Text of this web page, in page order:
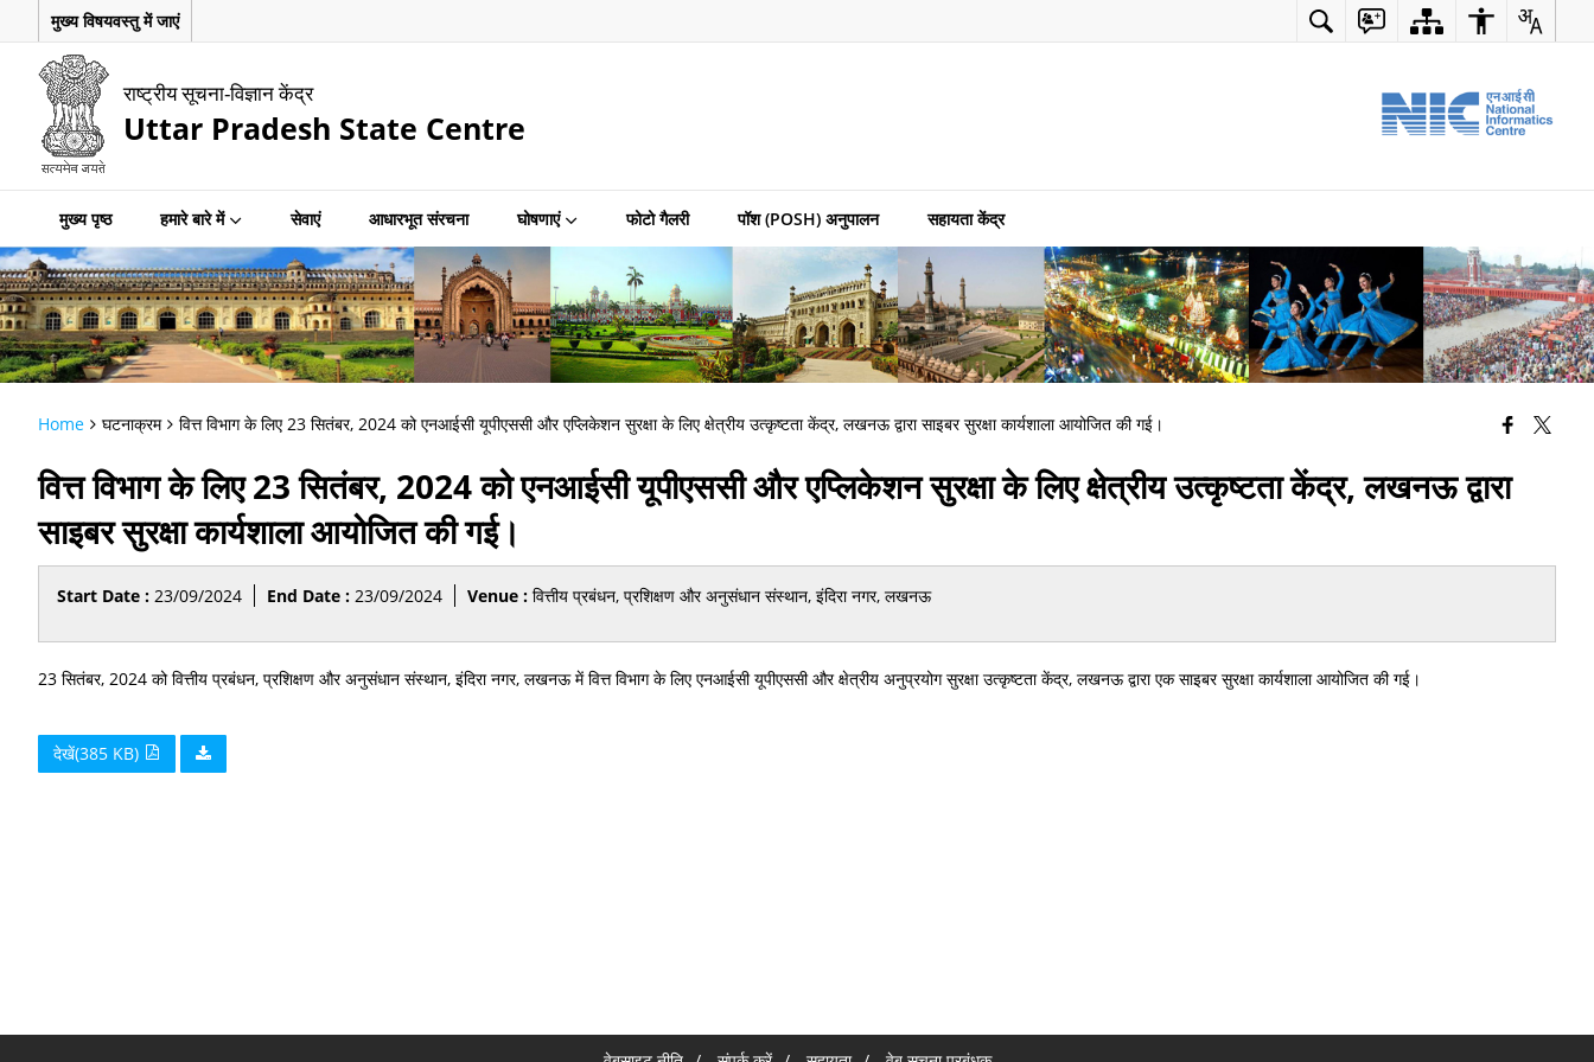
मुख्य विषयवस्तु में जाएं
राष्ट्रीय सूचना-विज्ञान केंद्र
Uttar Pradesh State Centre
मुख्य पृष्ठ हमारे बारे में सेवाएं आधारभूत संरचना घोषणाएं फोटो गैलरी पॉश (POSH) अनुपालन सहायता केंद्र
Home घटनाक्रम वित्त विभाग के लिए 23 सितंबर, 2024 को एनआईसी यूपीएससी और एप्लिकेशन सुरक्षा के लिए क्षेत्रीय उत्कृष्टता केंद्र, लखनऊ द्वारा साइबर सुरक्षा कार्यशाला आयोजित की गई।
वित्त विभाग के लिए 23 सितंबर, 2024 को एनआईसी यूपीएससी और एप्लिकेशन सुरक्षा के लिए क्षेत्रीय उत्कृष्टता केंद्र, लखनऊ द्वारा
साइबर सुरक्षा कार्यशाला आयोजित की गई।
Start Date : 23/09/2024 End Date : 23/09/2024 Venue : वित्तीय प्रबंधन, प्रशिक्षण और अनुसंधान संस्थान, इंदिरा नगर, लखनऊ
23 सितंबर, 2024 को वित्तीय प्रबंधन, प्रशिक्षण और अनुसंधान संस्थान, इंदिरा नगर, लखनऊ में वित्त विभाग के लिए एनआईसी यूपीएससी और क्षेत्रीय अनुप्रयोग सुरक्षा उत्कृष्टता केंद्र, लखनऊ द्वारा एक साइबर सुरक्षा कार्यशाला आयोजित की गई।
देखें(385 KB)